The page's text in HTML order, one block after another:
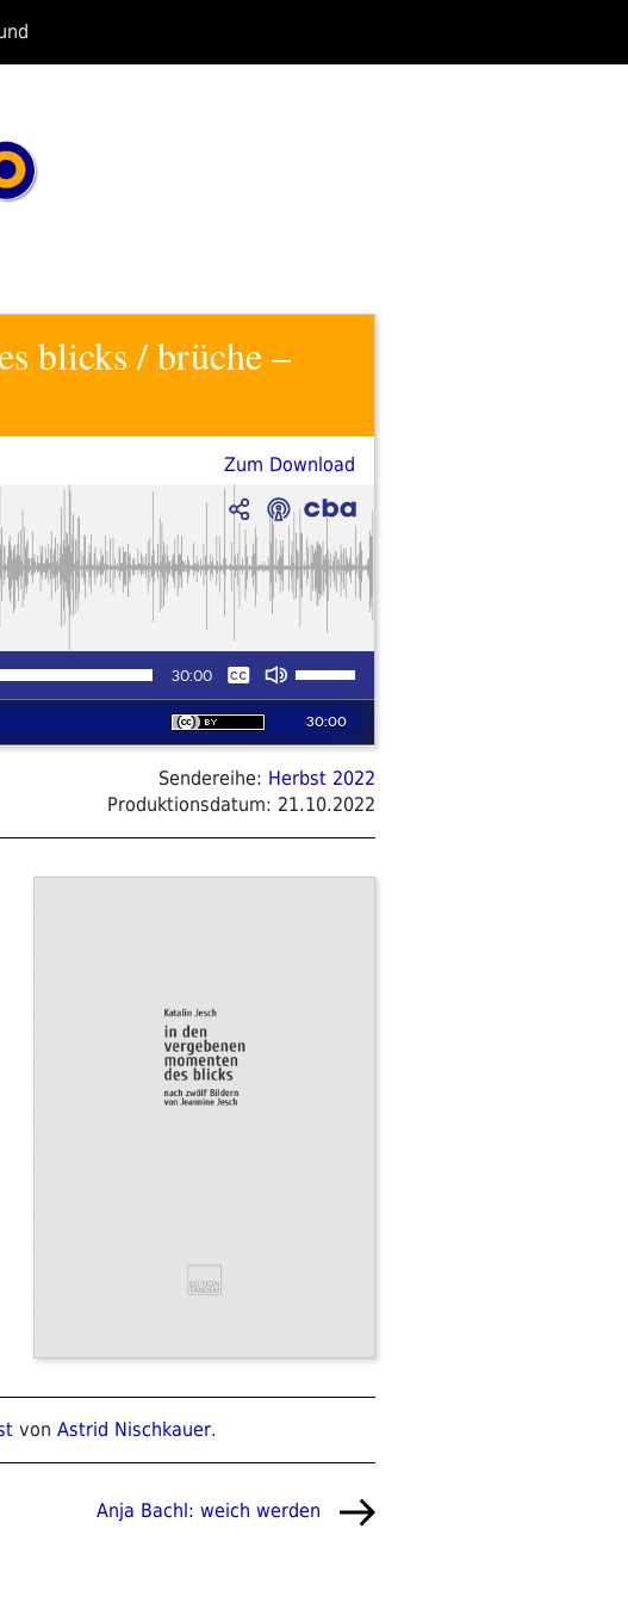
blicks / brüche –
Zum Download
Sendereihe: Herbst 2022
Produktionsdatum: 21.10.2022
von Astrid Nischkauer.
Beitrag
Anja Bachl: weich werden